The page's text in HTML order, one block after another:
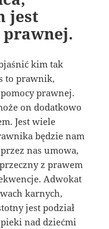
jest
kim tak
to prawnik,
prawnej.
on dodatkowo
Jest wiele
będzie nam
nas umowa,
z prawem
Adwokat
karnych,
jest podział
nad dziećmi